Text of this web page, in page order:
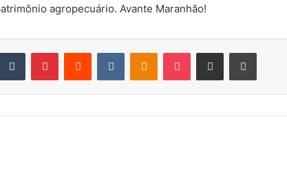
agropecuário. Avante Maranhão!